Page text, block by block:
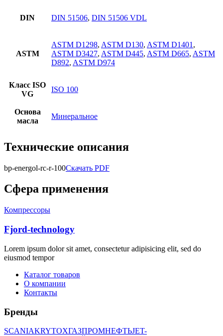
DIN DIN 51506, DIN 51506 VDL
ASTM
ASTM D1298, ASTM D130, ASTM D1401 ,
ASTM D3427, ASTM D445, ASTM D665, ASTM
D892, ASTM D974
Класс ISO
VG
ISO 100
Основа
масла
Минеральное
Технические описания
bp-energol-rc-r-100Скачать PDF
Сфера применения
Компрессоры
Fjord-technology
Lorem ipsum dolor sit amet, consectetur adipisicing elit, sed do
eiusmod tempor
Каталог товаров
О компании
Контакты
Бренды
SCANIAKRYTOXГАЗПРОМНЕФТЬJET-